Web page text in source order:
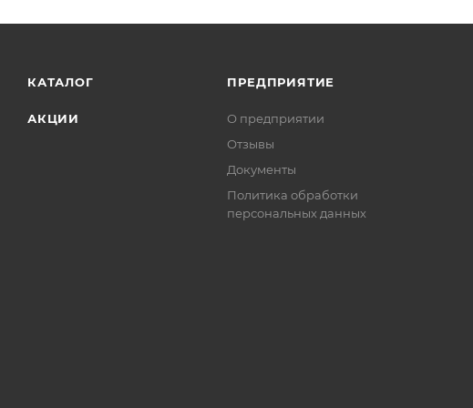
КАТАЛОГ
АКЦИИ
ПРЕДПРИЯТИЕ
О предприятии
Отзывы
Документы
Политика обработки
персональных данных